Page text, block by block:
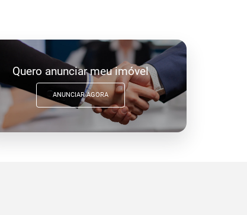
Quero anunciar meu imóvel
ANUNCIAR AGORA